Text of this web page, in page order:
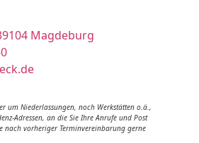
Magdeburg
um Niederlassungen, noch Werkstätten o.ä.,
Adressen, an die Sie Ihre Anrufe und Post
nach vorheriger Terminvereinbarung gerne